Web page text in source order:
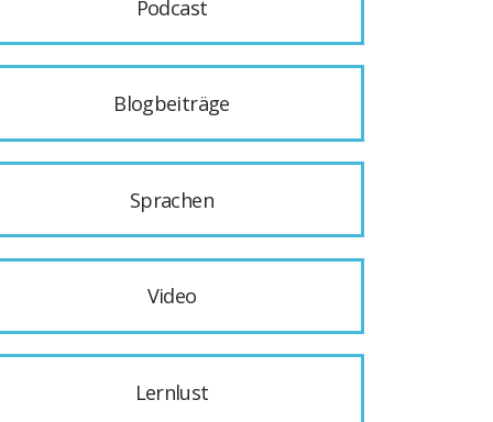
Podcast
Blogbeiträge
Sprachen
Video
Lernlust